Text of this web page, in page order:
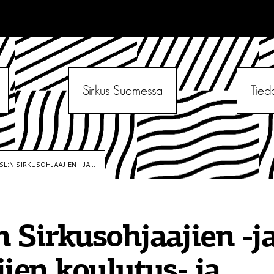
Sirkus Suomessa
SIRKUSOHJAAJIEN -JA...
Sirkusohjaajien -